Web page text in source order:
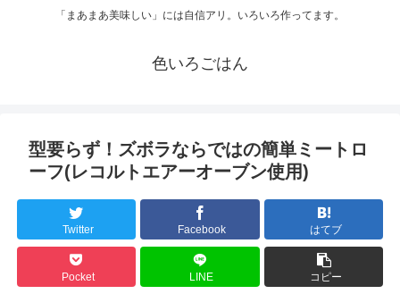
「まあまあ美味しい」には自信アリ。いろいろ作ってます。
色いろごはん
型要らず！ズボラならではの簡単ミートロ
ーフ(レコルトエアーオーブン使用)
Twitter Facebook はてブ
Pocket LINE コピー